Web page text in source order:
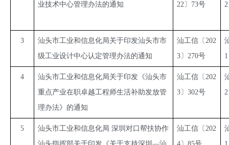
业技术中心管理办法的通知
22〕73号
3
汕头市工业和信息化局关于印发汕头市市
级工业设计中心认定管理办法的通知
汕工信〔202
3〕270号
1
4
汕头市工业和信息化局关于印发《汕头市
重点产业在职卓越工程师生活补助发放管
理办法》的通知
汕工信〔202
3〕302号
2
5
汕头市工业和信息化局 深圳对口帮扶协作
汕工信〔202